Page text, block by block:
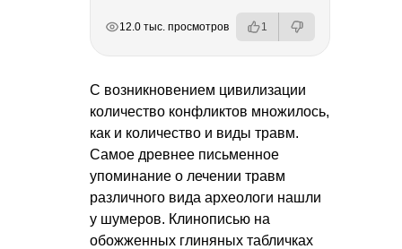
12.0 тыс. просмотров 1
С возникновением цивилизации
количество конфликтов множилось,
как и количество и виды травм.
Самое древнее письменное
упоминание о лечении травм
различного вида археологи нашли
у шумеров. Клинописью на
обожженных глиняных табличках